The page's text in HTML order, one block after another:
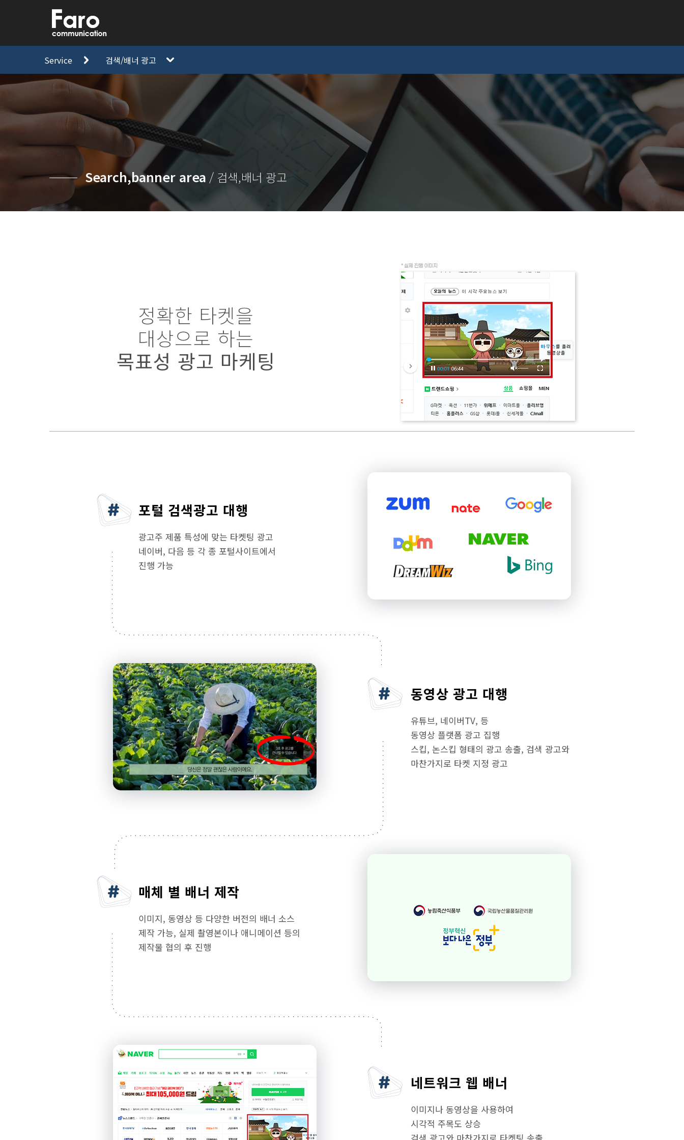
Service 검색/배너 광고
Search,banner area / 검색,배너 광고
정확한 타켓을
대상으로 하는
목표성 광고 마케팅
포털 검색광고 대행
광고주 제품 특성에 맞는 타켓팅 광고
네이버, 다음 등 각 종 포털사이트에서
진행 가능
동영상 광고 대행
유튜브, 네이버TV, 등
동영상 플랫폼 광고 집행
스킵, 논스킵 형태의 광고 송출, 검색 광고와
마찬가지로 타켓 지정 광고
매체 별 배너 제작
이미지, 동영상 등 다양한 버전의 배너 소스
제작 가능, 실제 촬영본이나 애니메이션 등의
제작물 협의 후 진행
네트워크 웹 배너
이미지나 동영상을 사용하여
시각적 주목도 상승
검색 광고와 마찬가지로 타켓팅 송출